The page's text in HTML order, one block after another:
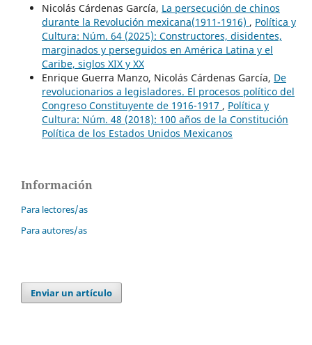
Nicolás Cárdenas García, La persecución de chinos
durante la Revolución mexicana(1911-1916) , Política y
Cultura: Núm. 64 (2025): Constructores, disidentes,
marginados y perseguidos en América Latina y el
Caribe, siglos XIX y XX
Enrique Guerra Manzo, Nicolás Cárdenas García, De
revolucionarios a legisladores. El procesos político del
Congreso Constituyente de 1916-1917 , Política y
Cultura: Núm. 48 (2018): 100 años de la Constitución
Política de los Estados Unidos Mexicanos
Información
Para lectores/as
Para autores/as
Enviar un artículo